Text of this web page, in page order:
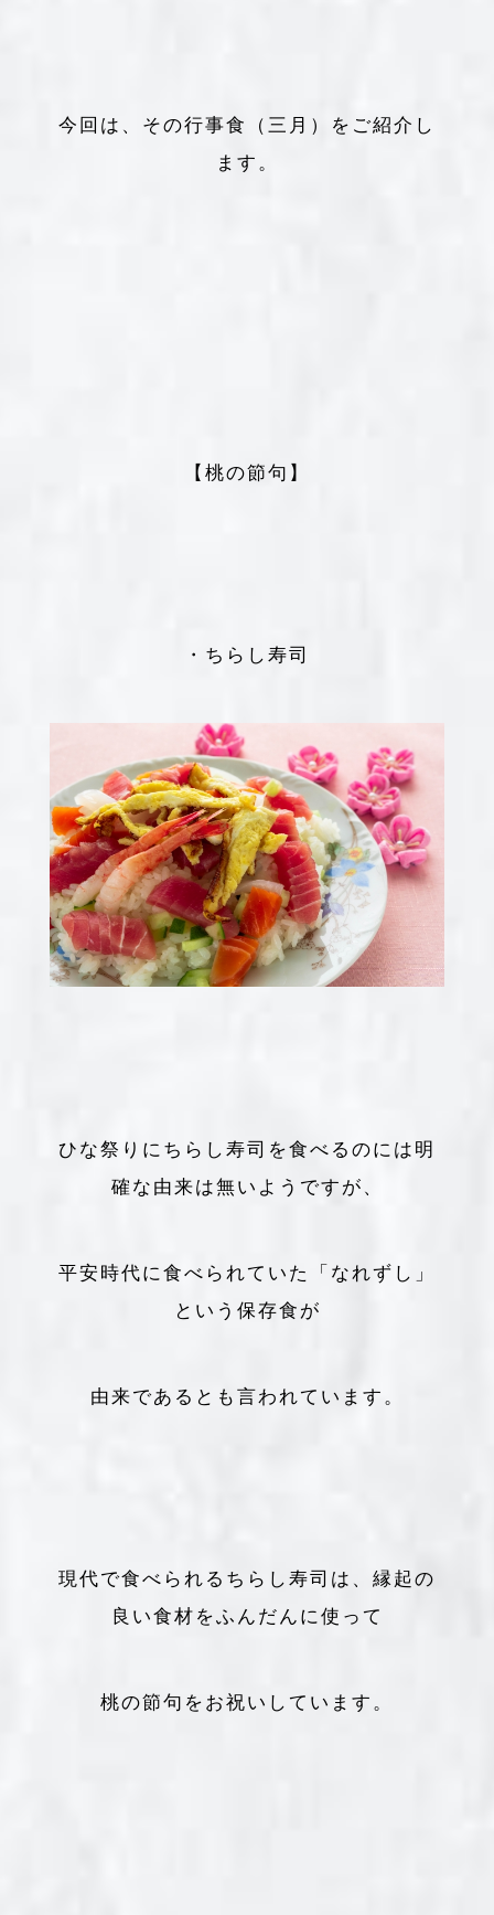
今回は、その行事食（三月）をご紹介し
ます。
【桃の節句】
・ちらし寿司
ひな祭りにちらし寿司を食べるのには明
確な由来は無いようですが、
平安時代に食べられていた「なれずし」
という保存食が
由来であるとも言われています。
現代で食べられるちらし寿司は、縁起の
良い食材をふんだんに使って
桃の節句をお祝いしています。